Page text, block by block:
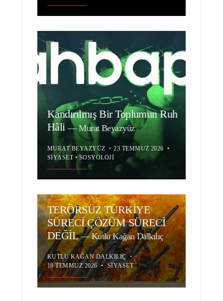
Kandırılmış Bir Toplumun Ruh
Hâli—Murat Beyazyüz
MURAT BEYAZYÜZ • 23 TEMMUZ 2026 •
SIYASET• SOSYOLOJI
TERÖRSÜZ TÜRKİYE
SÜRECİ ÇÖZÜM SÜRECİ
DEĞİL—Kutlu Kağan Dalkılıç
KUTLU KAĞAN DALKILIÇ •
18 TEMMUZ 2026 • SIYASET